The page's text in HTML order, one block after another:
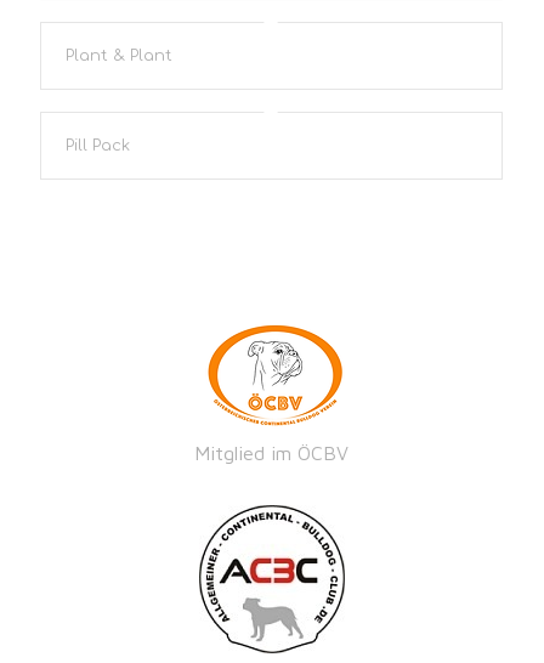
Plant & Plant
Pill Pack
Mitglied im ÖCBV